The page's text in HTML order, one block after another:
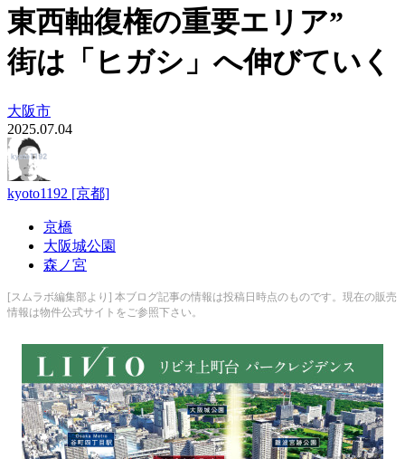
東西軸復権の重要エリア”
街は「ヒガシ」へ伸びていく
大阪市
2025.07.04
kyoto1192 [京都]
京橋
大阪城公園
森ノ宮
[スムラボ編集部より] 本ブログ記事の情報は投稿日時点のものです。現在の販売
情報は物件公式サイトをご参照下さい。